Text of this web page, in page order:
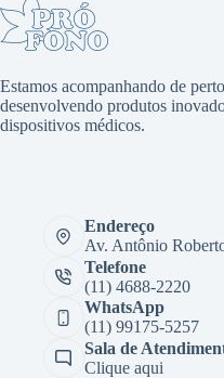
Estamos acompanhando de
desenvolvendo produtos
dispositivos médicos.
Endereço
Av. Antônio
Telefone
(11) 4688-2220
WhatsApp
(11) 99175-5257
Sala de
Clique aqui